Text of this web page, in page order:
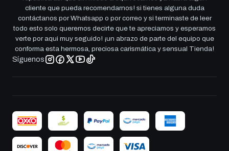
cliente que pueda recomendarnos! si tienes alguna duda
contáctanos por Whatsapp o por correo y si terminaste de leer
todo esto solo queremos decirte que te apreciamos y esperamos
verte por aqui muy seguido! ¡un abrazo de parte del equipo que
conforma esta hermosa, preciosa carismática y sensual Tienda!
Síguenos